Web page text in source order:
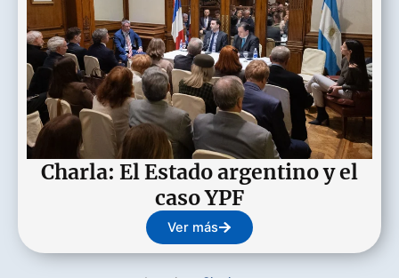
Charla: El Estado argentino y el
caso YPF
Ver más